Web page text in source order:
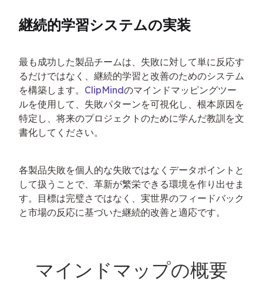
継続的学習システムの実装
最も成功した製品チームは、失敗に対して単に反応す
るだけではなく、継続的学習と改善のためのシステム
を構築します。 ClipMindのマインドマッピングツー
ルを使用して、失敗パターンを可視化し、根本原因を
特定し、将来のプロジェクトのために学んだ教訓を文
書化してください。
各製品失敗を個人的な失敗ではなくデータポイントと
して扱うことで、革新が繁栄できる環境を作り出せま
す。目標は完璧さではなく、実世界のフィードバック
と市場の反応に基づいた継続的改善と適応です。
マインドマップの概要